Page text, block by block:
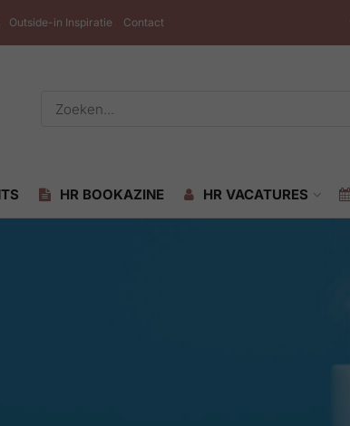
Outside-in Inspiratie Contact
HR BOOKAZINE HR VACATURES